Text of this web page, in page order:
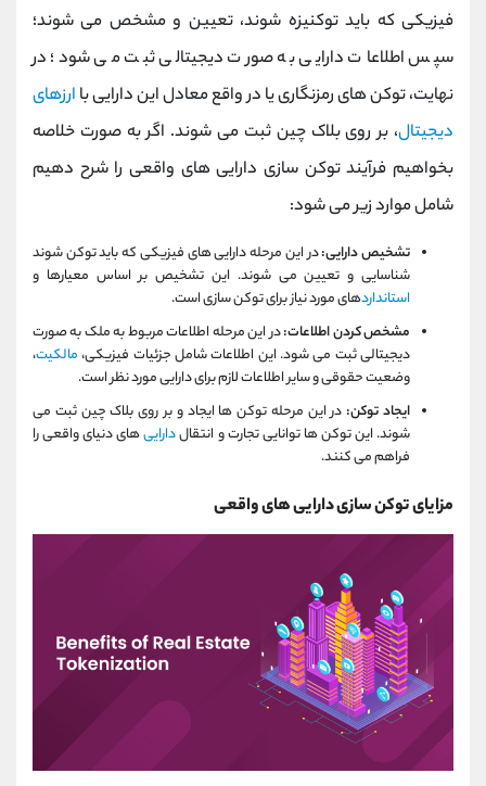
فیزیکی که باید توکنیزه شوند، تعیین و مشخص می شوند؛
سپس اطلاعات دارایی به صورت دیجیتالی ثبت می شود؛ در
نهایت، توکن های رمزنگاری یا در واقع معادل این دارایی با ارزهای
دیجیتال، بر روی بلاک چین ثبت می شوند. اگر به صورت خلاصه
بخواهیم فرآیند توکن سازی دارایی های واقعی را شرح دهیم
شامل موارد زیر می شود:
تشخیص دارایی:در این مرحله دارایی های فیزیکی که باید توکن شوند
شناسایی و تعیین می شوند. این تشخیص بر اساس معیارها و
استانداردهای مورد نیاز برای توکن سازی است.
مشخص کردن اطلاعات:در این مرحله اطلاعات مربوط به ملک به صورت
دیجیتالی ثبت می شود. این اطلاعات شامل جزئیات فیزیکی،مالکیت،
وضعیت حقوقی و سایر اطلاعات لازم برای دارایی مورد نظر است.
ایجاد توکن: در این مرحله توکن ها ایجاد و بر روی بلاک چین ثبت می
شوند. این توکن ها توانایی تجارت و انتقالداراییهای دنیای واقعی را
فراهم می کنند.
مزایای توکن سازی دارایی های واقعی